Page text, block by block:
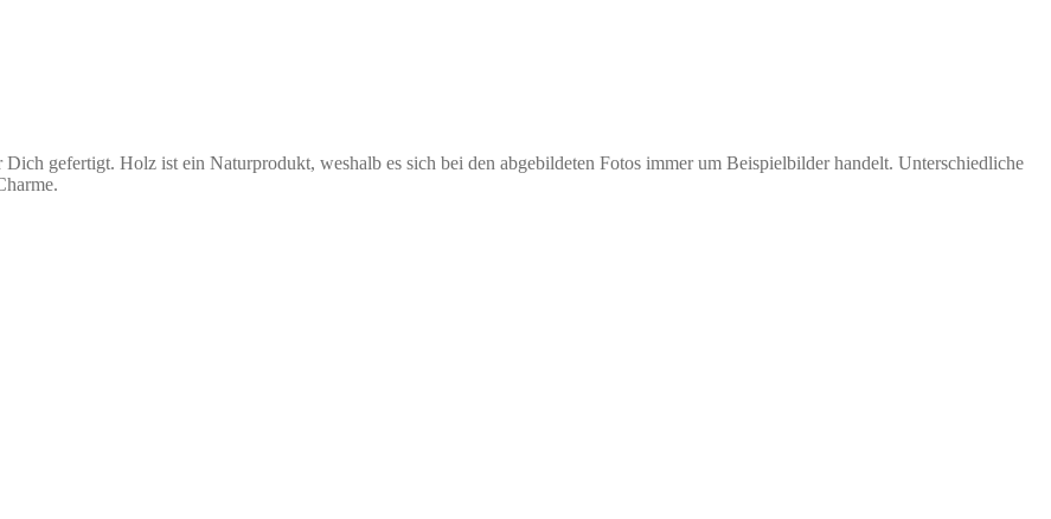
gefertigt. Holz ist ein Naturprodukt, weshalb es sich bei den abgebildeten Fotos immer um Beispielbilder handelt. Unterschiedliche